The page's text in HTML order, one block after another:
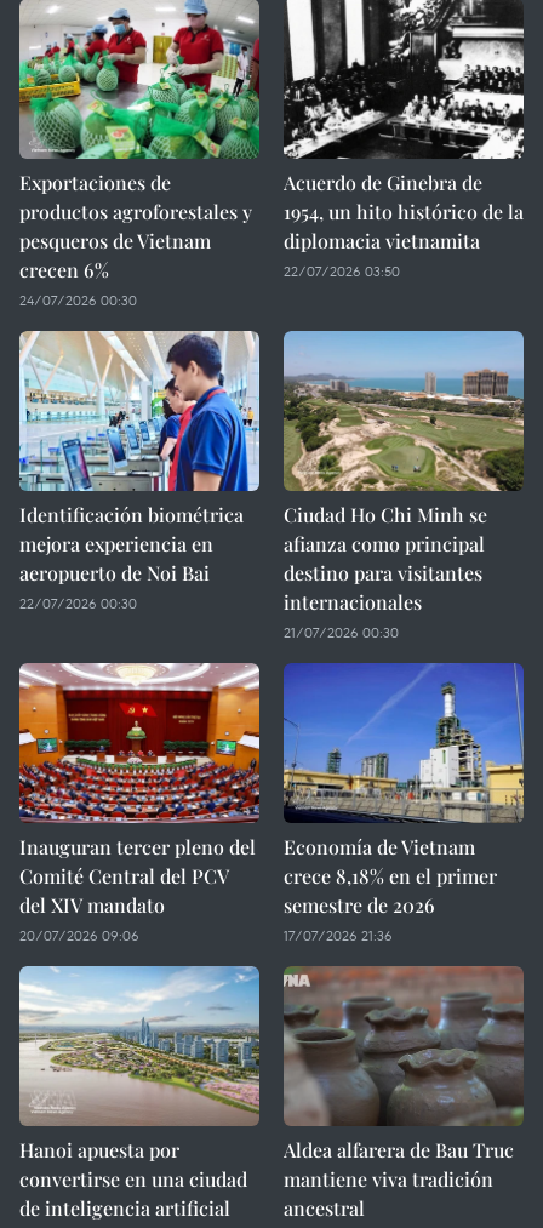
Exportaciones de
productos agroforestales y
pesqueros de Vietnam
crecen 6%
24/07/2026 00:30
Acuerdo de Ginebra de
1954, un hito histórico de la
diplomacia vietnamita
22/07/2026 03:50
Identificación biométrica
mejora experiencia en
aeropuerto de Noi Bai
22/07/2026 00:30
Ciudad Ho Chi Minh se
afianza como principal
destino para visitantes
internacionales
21/07/2026 00:30
Inauguran tercer pleno del
Comité Central del PCV
del XIV mandato
20/07/2026 09:06
Economía de Vietnam
crece 8,18% en el primer
semestre de 2026
17/07/2026 21:36
Hanoi apuesta por
convertirse en una ciudad
de inteligencia artificial
Aldea alfarera de Bau Truc
mantiene viva tradición
ancestral